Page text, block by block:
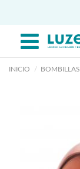
INICIO